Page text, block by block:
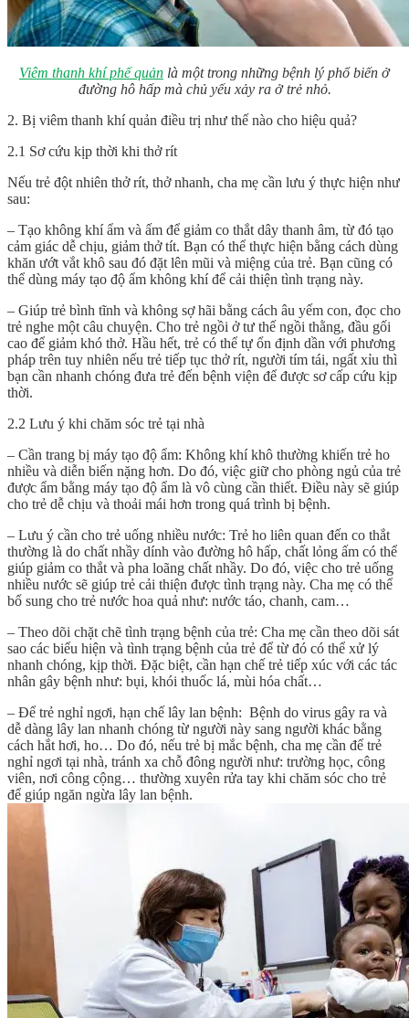
Viêm thanh khí phế quản là một trong những bệnh lý phổ biến ở
đường hô hấp mà chủ yếu xảy ra ở trẻ nhỏ.
2. Bị viêm thanh khí quản điều trị như thế nào cho hiệu quả?
2.1 Sơ cứu kịp thời khi thở rít
Nếu trẻ đột nhiên thở rít, thở nhanh, cha mẹ cần lưu ý thực hiện như
sau:
– Tạo không khí ẩm và ấm để giảm co thắt dây thanh âm, từ đó tạo
cảm giác dễ chịu, giảm thở tít. Bạn có thể thực hiện bằng cách dùng
khăn ướt vắt khô sau đó đặt lên mũi và miệng của trẻ. Bạn cũng có
thể dùng máy tạo độ ẩm không khí để cải thiện tình trạng này.
– Giúp trẻ bình tĩnh và không sợ hãi bằng cách âu yếm con, đọc cho
trẻ nghe một câu chuyện. Cho trẻ ngồi ở tư thế ngồi thằng, đầu gối
cao để giảm khó thở. Hầu hết, trẻ có thể tự ổn định dần với phương
pháp trên tuy nhiên nếu trẻ tiếp tục thở rít, người tím tái, ngất xỉu thì
bạn cần nhanh chóng đưa trẻ đến bệnh viện để được sơ cấp cứu kịp
thời.
2.2 Lưu ý khi chăm sóc trẻ tại nhà
– Cần trang bị máy tạo độ ẩm: Không khí khô thường khiến trẻ ho
nhiều và diễn biến nặng hơn. Do đó, việc giữ cho phòng ngủ của trẻ
được ẩm bằng máy tạo độ ẩm là vô cùng cần thiết. Điều này sẽ giúp
cho trẻ dễ chịu và thoải mái hơn trong quá trình bị bệnh.
– Lưu ý cần cho trẻ uống nhiều nước: Trẻ ho liên quan đến co thắt
thường là do chất nhầy dính vào đường hô hấp, chất lỏng ấm có thể
giúp giảm co thắt và pha loãng chất nhầy. Do đó, việc cho trẻ uống
nhiều nước sẽ giúp trẻ cải thiện được tình trạng này. Cha mẹ có thể
bổ sung cho trẻ nước hoa quả như: nước táo, chanh, cam…
– Theo dõi chặt chẽ tình trạng bệnh của trẻ: Cha mẹ cần theo dõi sát
sao các biểu hiện và tình trạng bệnh của trẻ để từ đó có thể xử lý
nhanh chóng, kịp thời. Đặc biệt, cần hạn chế trẻ tiếp xúc với các tác
nhân gây bệnh như: bụi, khói thuốc lá, mùi hóa chất…
– Để trẻ nghỉ ngơi, hạn chế lây lan bệnh: Bệnh do virus gây ra và
dễ dàng lây lan nhanh chóng từ người này sang người khác bằng
cách hắt hơi, ho… Do đó, nếu trẻ bị mắc bệnh, cha mẹ cần để trẻ
nghỉ ngơi tại nhà, tránh xa chỗ đông người như: trường học, công
viên, nơi công cộng… thường xuyên rửa tay khi chăm sóc cho trẻ
để giúp ngăn ngừa lây lan bệnh.